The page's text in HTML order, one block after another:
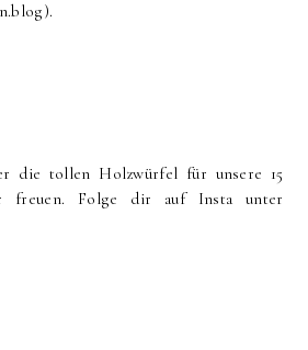
die tollen Holzwürfel für unsere 15
freuen. Folge dir auf Insta unter